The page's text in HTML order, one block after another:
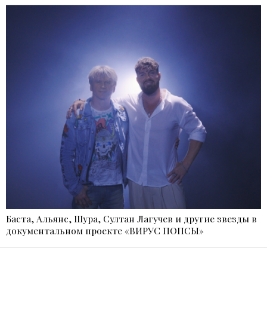
Баста, Альянс, Шура, Султан Лагучев и другие звезды в
документальном проекте «ВИРУС ПОПСЫ»